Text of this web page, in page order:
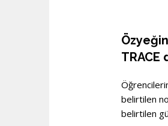
TRACE
belirtilen
belirtilen